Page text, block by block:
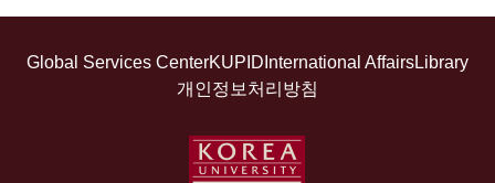
Global Services CenterKUPID International AffairsLibrary
개인정보처리방침